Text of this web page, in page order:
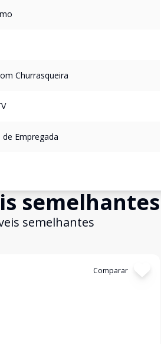
Churrasqueira
Empregada
semelhantes
semelhantes
Comparar